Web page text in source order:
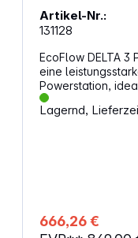
Artikel-Nr.:
131128
EcoFlow DELTA 3
eine
Powerstation,
als
Kapazität: 1.024 Wh Leistung: 2.400 W X-
Kapazität Schutz vor Wasser: IP65 für Schutz vor
Lagernd,
666,26 €